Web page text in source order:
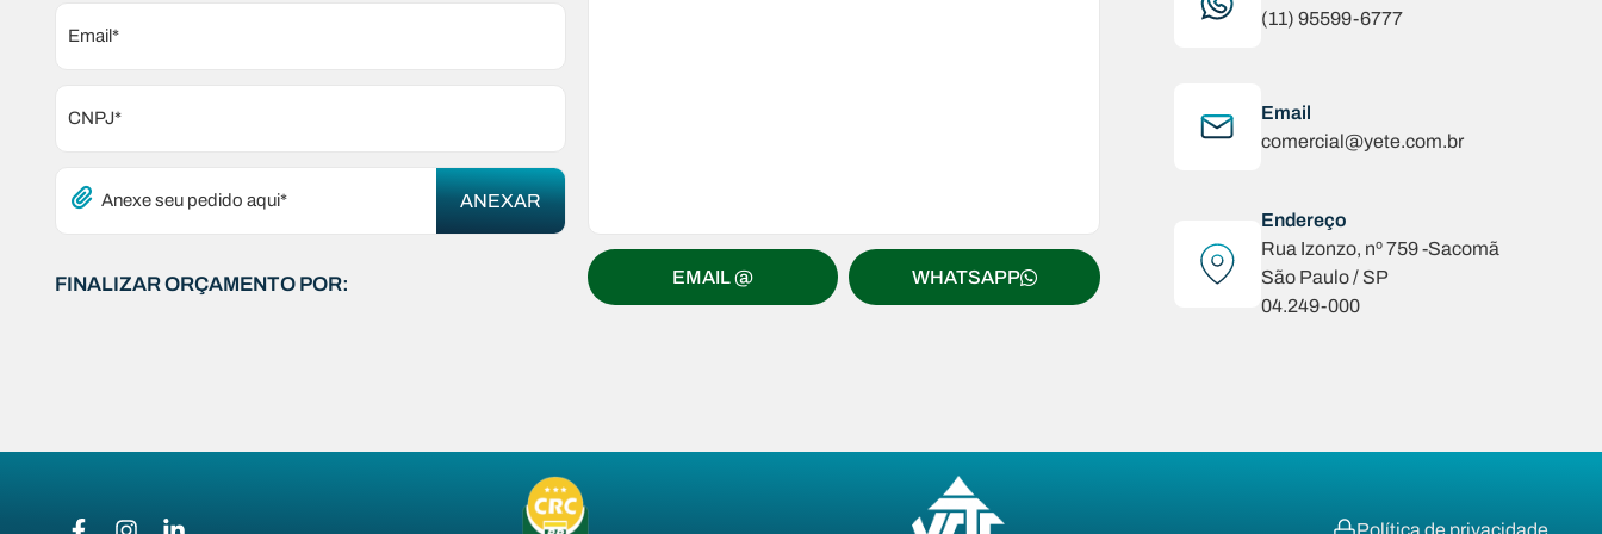
Email*
CNPJ*
Anexe seu pedido aqui*
FINALIZAR ORÇAMENTO POR: EMAIL @ WHATSAPP
(11) 95599-6777
Email
comercial@yete.com.br
Endereço
Rua Izonzo, nº 759 -Sacomã
São Paulo / SP
04.249-000